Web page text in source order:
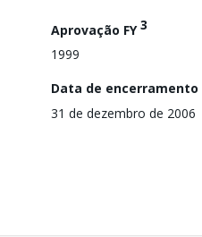
Aprovação FY3
1999
Data de encerramento
31 de dezembro de 2006